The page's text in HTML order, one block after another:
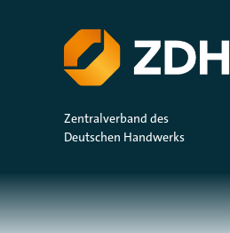
ZUM HAUPTINHALT SPRINGEN
Zentralverband des
Deutschen Handwerks